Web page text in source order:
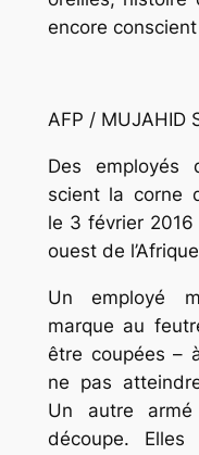
encore
AFP / MUJAHID
Des employés
scient la corne
le 3 février
ouest de
Un employé
marque au
être coupées –
ne pas
Un autre armé
découpe. Elles